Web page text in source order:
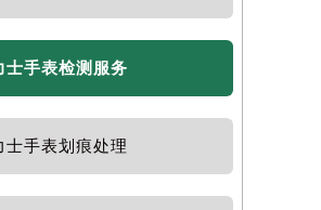
士手表检测服务
士手表划痕处理